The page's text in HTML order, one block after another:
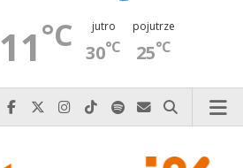
11°C jutro
30°C
pojutrze
25°C
Najlepiej po prostu do nas zadzwoń
Odwiedź nas na Facebook-u
Odwiedź nas na X
Odwiedź nas na Instagram-ie
Odwiedź nas na TikTok-u
Szukaj nas na Spotify
Wyślij do nas
Szukaj